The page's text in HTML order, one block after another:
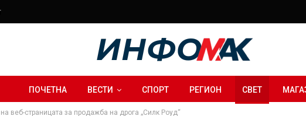
ПОЧЕТНА ВЕСТИ СПОРТ РЕГИОН СВЕТ
веб-страницата за продажба на дрога „Силк Роуд“